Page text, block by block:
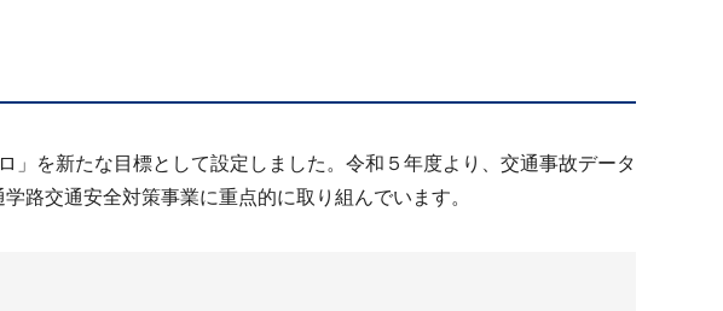
を新たな目標として設定しました。令和５年度より、交通事故データ
路交通安全対策事業に重点的に取り組んでいます。